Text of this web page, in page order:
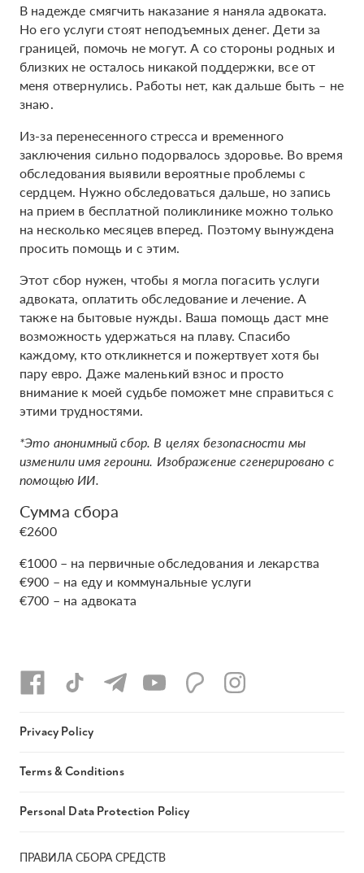
В надежде смягчить наказание я наняла адвоката.
Но его услуги стоят неподъемных денег. Дети за
границей, помочь не могут. А со стороны родных и
близких не осталось никакой поддержки, все от
меня отвернулись. Работы нет, как дальше быть – не
знаю.
Из-за перенесенного стресса и временного
заключения сильно подорвалось здоровье. Во время
обследования выявили вероятные проблемы с
сердцем. Нужно обследоваться дальше, но запись
на прием в бесплатной поликлинике можно только
на несколько месяцев вперед. Поэтому вынуждена
просить помощь и с этим.
Этот сбор нужен, чтобы я могла погасить услуги
адвоката, оплатить обследование и лечение. А
также на бытовые нужды. Ваша помощь даст мне
возможность удержаться на плаву. Спасибо
каждому, кто откликнется и пожертвует хотя бы
пару евро. Даже маленький взнос и просто
внимание к моей судьбе поможет мне справиться с
этими трудностями.
*Это анонимный сбор. В целях безопасности мы
изменили имя героини. Изображение сгенерировано с
помощью ИИ.
Сумма сбора
€2600
€1000 – на первичные обследования и лекарства
€900 – на еду и коммунальные услуги
€700 – на адвоката
ПРАВИЛА СБОРА СРЕДСТВ
Privacy Policy
Terms & Conditions
Personal Data Protection Policy